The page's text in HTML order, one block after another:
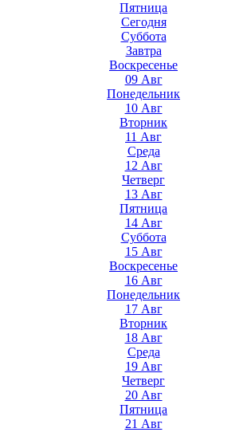
Пятница
Сегодня
Суббота
Завтра
Воскресенье
09 Авг
Понедельник
10 Авг
Вторник
11 Авг
Среда
12 Авг
Четверг
13 Авг
Пятница
14 Авг
Суббота
15 Авг
Воскресенье
16 Авг
Понедельник
17 Авг
Вторник
18 Авг
Среда
19 Авг
Четверг
20 Авг
Пятница
21 Авг